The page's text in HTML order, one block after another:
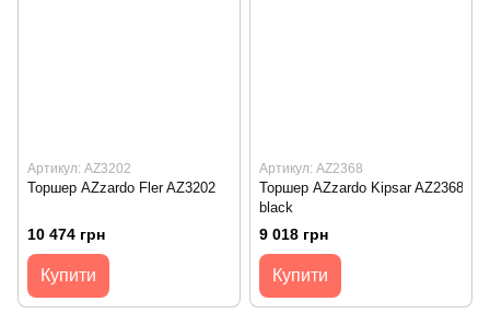
Артикул: AZ3202
Торшер AZzardo Fler AZ3202
10 474 грн
Купити
Артикул: AZ2368
Торшер AZzardo Kipsar AZ2368
black
9 018 грн
Купити